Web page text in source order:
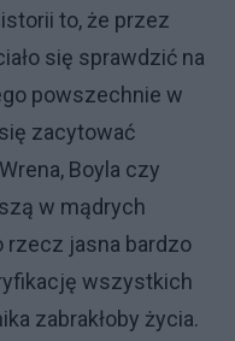
to, że przez
się sprawdzić na
powszechnie w
zacytować
Boyla czy
w mądrych
rzecz jasna bardzo
wszystkich
zabrakłoby życia.